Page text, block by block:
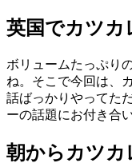
英国でカツカ
ボリュームたっぷり
ね。そこで今回は、
話ばっかりやってた
ーの話題にお付き合
朝からカツカ